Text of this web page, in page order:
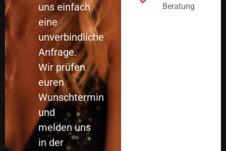
uns einfach
eine
unverbindliche
Anfrage.
Wir prüfen
euren
Wunschtermin
und
melden uns
in der
Beratung